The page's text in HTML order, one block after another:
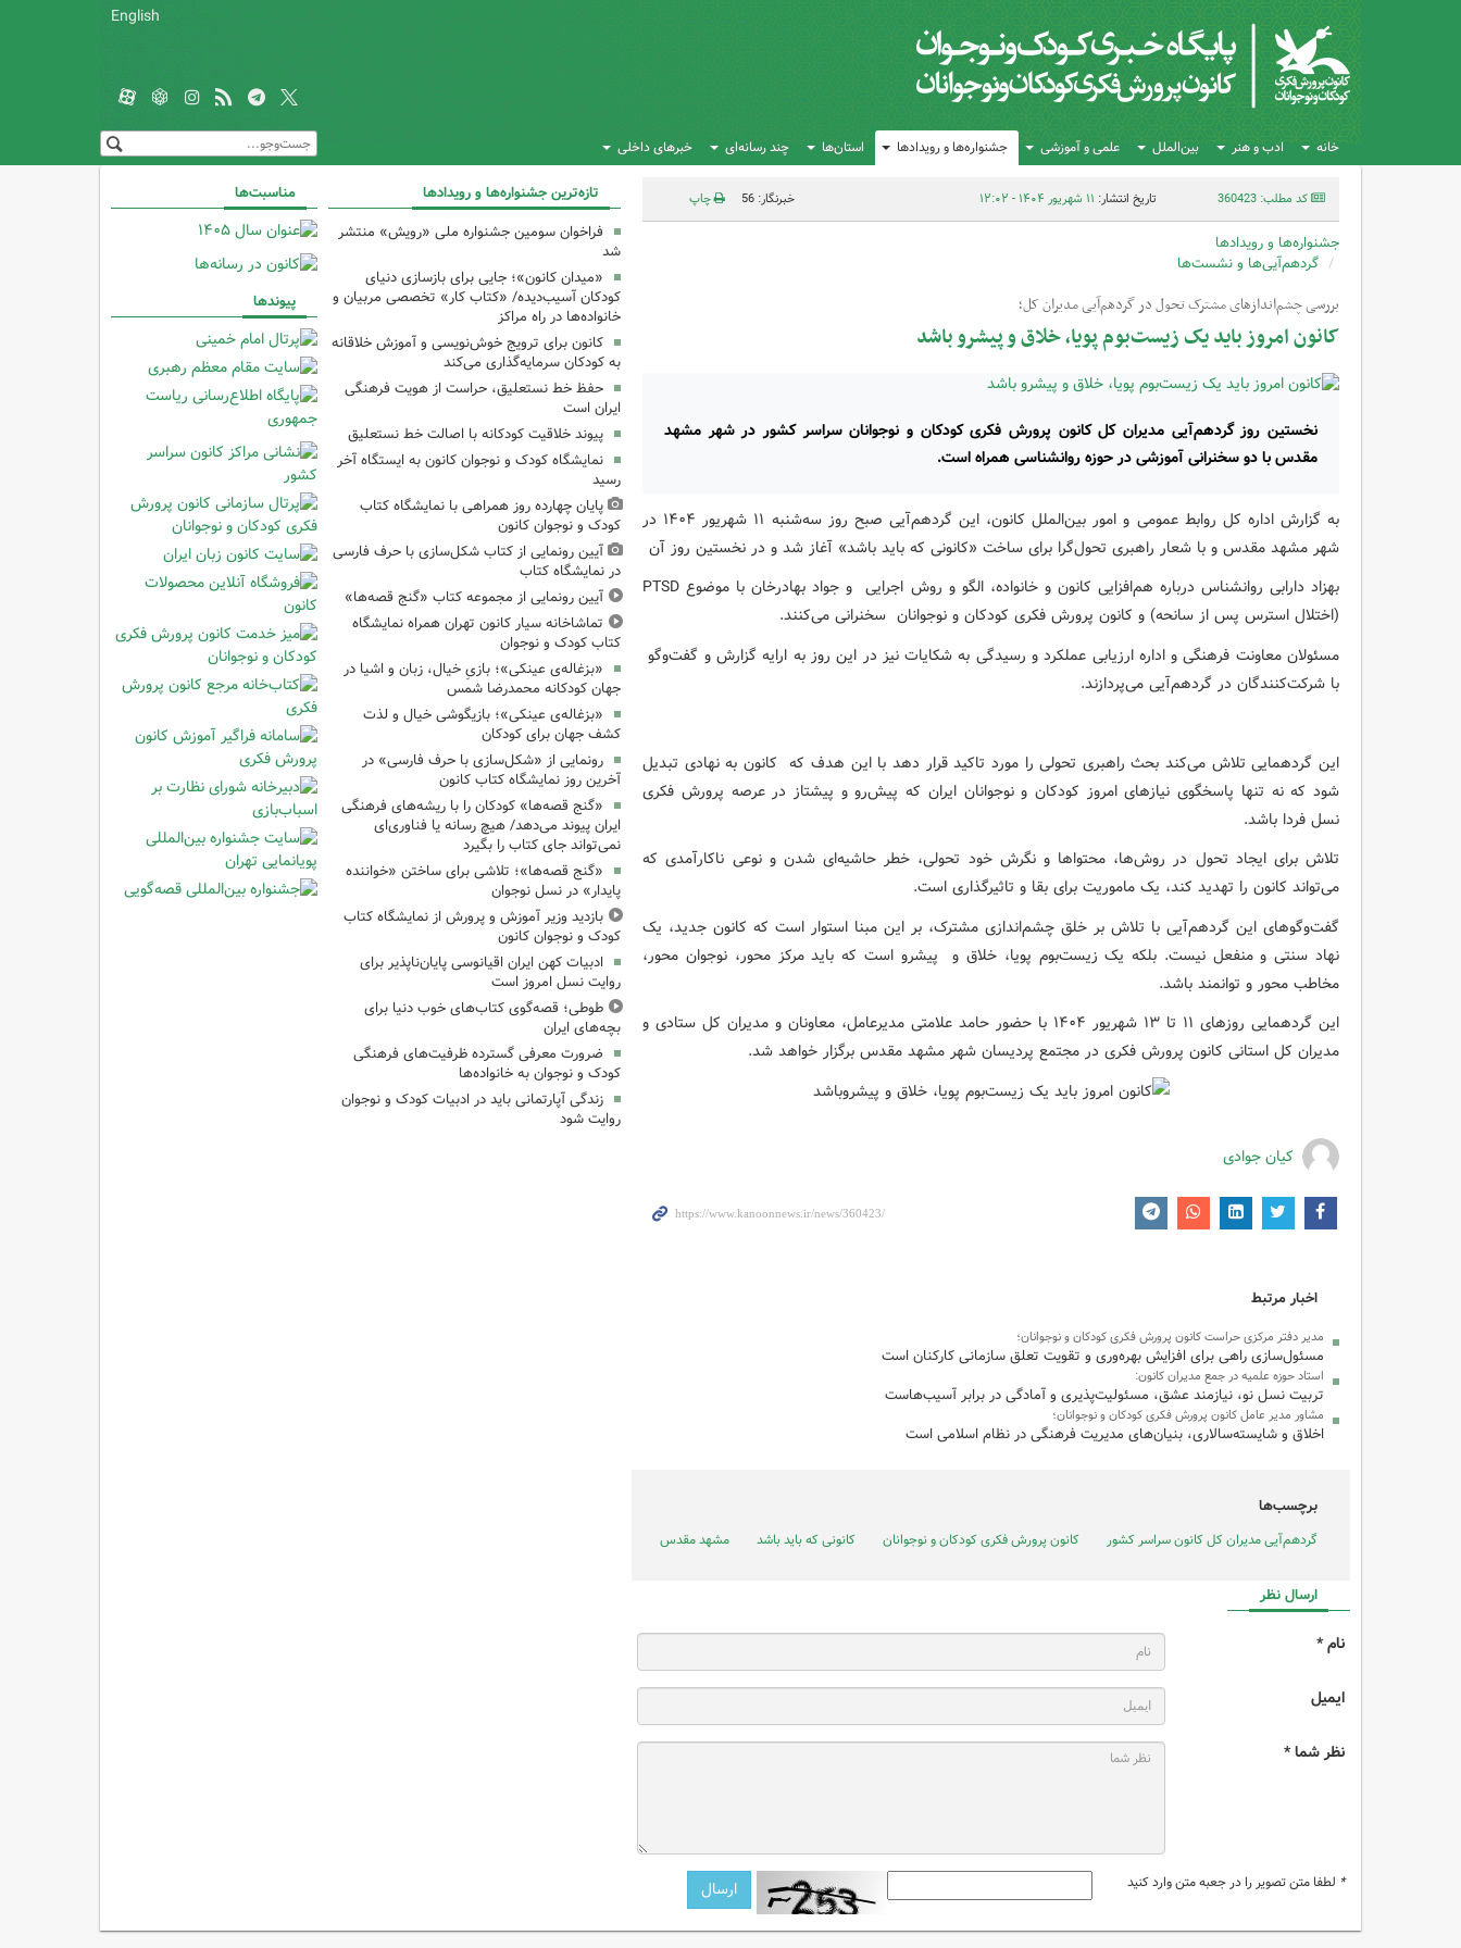
English
خانه ادب و هنر بین‌الملل علمی و آموزشی جشنواره‌ها و رویدادها استان‌ها چند رسانه‌ای خبرهای داخلی
کد مطلب: 360423 تاریخ انتشار: ۱۱ شهریور ۱۴۰۴ - ۱۲:۰۲ خبرنگار: 56 چاپ
جشنواره‌ها و رویدادها
گردهم‌آیی‌ها و نشست‌ها
بررسی چشم‌اندازهای مشترک تحول در گردهم‌آیی مدیران کل؛
کانون امروز باید یک زیست‌بوم پویا، خلاق و پیشرو باشد
نخستین روز گردهم‌آیی مدیران کل کانون پرورش فکری کودکان و نوجوانان سراسر کشور در شهر مشهد
مقدس با دو سخنرانی آموزشی در حوزه روانشناسی همراه است.
به گزارش اداره کل روابط عمومی و امور بین‌الملل کانون، این گردهم‌آیی صبح روز سه‌شنبه ۱۱ شهریور ۱۴۰۴ در
شهر مشهد مقدس و با شعار ‌راهبری تحول‌گرا برای ساخت «کانونی که باید باشد» آغاز شد و در نخستین روز آن
بهزاد دارابی روانشناس درباره هم‌افزایی کانون و خانواده، الگو و روش اجرایی و جواد بهادرخان با موضوع PTSD
(اختلال استرس پس از سانحه) و کانون پرورش فکری کودکان و نوجوانان سخنرانی می‌کنند.
مسئولان معاونت فرهنگی و اداره ارزیابی عملکرد و رسیدگی به شکایات نیز در این روز به ارایه گزارش و گفت‌وگو
با شرکت‌کنندگان در گردهم‌آیی می‌پردازند.
این گردهمایی تلاش می‌کند بحث راهبری تحولی را مورد تاکید قرار دهد با این هدف که کانون به نهادی تبدیل
شود که نه تنها پاسخگوی نیازهای امروز کودکان و نوجوانان ایران که پیش‌رو و پیشتاز در عرصه پرورش فکری
نسل فردا باشد.
تلاش برای ایجاد تحول در روش‌ها، محتواها و نگرش خود تحولی، خطر حاشیه‌ای شدن و نوعی ناکارآمدی که
می‌تواند کانون را تهدید ‌کند، یک ماموریت برای بقا و تاثیرگذاری است.
گفت‌وگوهای این گردهم‌آیی با تلاش بر خلق چشم‌اندازی مشترک، بر این مبنا استوار است که کانون جدید، یک
نهاد سنتی و منفعل نیست. بلکه یک زیست‌بوم پویا، خلاق و پیشرو است که باید مرکز محور، نوجوان محور،
مخاطب محور و توانمند باشد.
این گردهمایی روزهای ۱۱ تا ۱۳ شهریور ۱۴۰۴ با حضور حامد علامتی مدیرعامل، معاونان و مدیران کل ستادی و
مدیران کل استانی کانون پرورش فکری در مجتمع پردیسان شهر مشهد مقدس برگزار خواهد شد.
کیان جوادی
اخبار مرتبط
مدیر دفتر مرکزی حراست کانون پرورش فکری کودکان و نوجوانان؛
مسئول‌سازی راهی برای افزایش بهره‌وری و تقویت تعلق سازمانی کارکنان است
استاد حوزه علمیه در جمع مدیران کانون:
تربیت نسل نو، نیازمند عشق، مسئولیت‌پذیری و آمادگی در برابر آسیب‌هاست
مشاور مدیر عامل کانون پرورش فکری کودکان و نوجوانان؛
اخلاق و شایسته‌سالاری، بنیان‌های مدیریت فرهنگی در نظام اسلامی است
برچسب‌ها
گردهم‌آیی مدیران کل کانون سراسر کشور کانون پرورش فکری کودکان و نوجوانان کانونی که باید باشد مشهد مقدس
ارسال نظر
نام *
ایمیل
نظر شما *
* لطفا متن تصویر را در جعبه متن وارد کنید
تازه‌ترین جشنواره‌ها و رویدادها
فراخوان سومین جشنواره ملی «رویش» منتشر
شد
«میدان کانون»؛ جایی برای بازسازی دنیای
کودکان آسیب‌دیده/ «کتاب کار» تخصصی مربیان و
خانواده‌ها در راه مراکز
کانون برای ترویج خوش‌نویسی و آموزش خلاقانه
به کودکان سرمایه‌گذاری می‌کند
حفظ خط نستعلیق، حراست از هویت فرهنگی
ایران است
پیوند خلاقیت کودکانه با اصالت خط نستعلیق
نمایشگاه کودک و نوجوان کانون به ایستگاه آخر
رسید
پایان چهارده روز همراهی با نمایشگاه کتاب
کودک و نوجوان کانون
آیین رونمایی از کتاب شکل‌سازی با حرف فارسی
در نمایشگاه کتاب
آیین رونمایی از مجموعه کتاب «گنج قصه‌ها»
تماشاخانه سیار کانون تهران همراه نمایشگاه
کتاب کودک و نوجوان
«بزغاله‌ی عینکی»؛ بازیِ خیال، زبان و اشیا در
جهان کودکانه محمدرضا شمس
«بزغاله‌ی عینکی»؛ بازیگوشی خیال و لذت
کشف جهان برای کودکان
رونمایی از «شکل‌سازی با حرف فارسی» در
آخرین روز نمایشگاه کتاب کانون
«گنج قصه‌ها» کودکان را با ریشه‌های فرهنگی
ایران پیوند می‌دهد/ هیچ رسانه یا فناوری‌ای
نمی‌تواند جای کتاب را بگیرد
«گنج قصه‌ها»؛ تلاشی برای ساختن «خواننده
پایدار» در نسل نوجوان
بازدید وزیر آموزش و پرورش از نمایشگاه کتاب
کودک و نوجوان کانون
ادبیات کهن ایران اقیانوسی پایان‌ناپذیر برای
روایت نسل امروز است
طوطی؛ قصه‌گوی کتاب‌های خوب دنیا برای
بچه‌های ایران
ضرورت معرفی گسترده ظرفیت‌های فرهنگی
کودک و نوجوان به خانواده‌ها
زندگی آپارتمانی باید در ادبیات کودک و نوجوان
روایت شود
مناسبت‌ها
پیوندها